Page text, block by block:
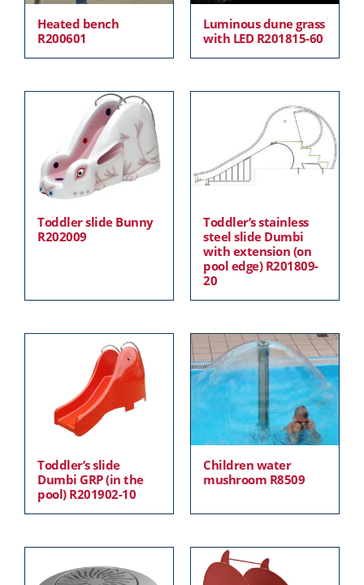
Heated bench
R200601
Luminous dune grass
with LED R201815-60
Toddler slide Bunny
R202009
Toddler’s stainless
steel slide Dumbi
with extension (on
pool edge) R201809-
20
Toddler’s slide
Dumbi GRP (in the
pool) R201902-10
Children water
mushroom R8509